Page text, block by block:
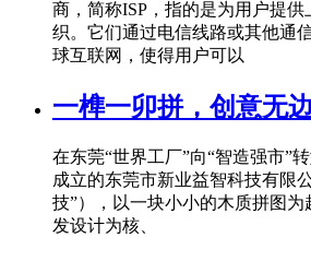
商，简称ISP，指的是为用户提供
织。它们通过电信线路或其他通
球互联网，使得用户可以
一榫一卯拼，创意无
在东莞“世界工厂”向“智造强市”
成立的东莞市新业益智科技有限
技”），以一块小小的木质拼图为
发设计为核、